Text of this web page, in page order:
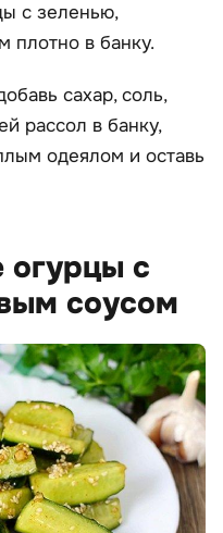
с зеленью,
плотно в банку.
сахар, соль,
рассол в банку,
одеялом и оставь
огурцы с
соусом